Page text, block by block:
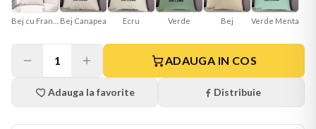
Bej Canapea Ecru Verde Bej Verde Menta
1 ADAUGA IN COS
Adauga la favorite Distribuie